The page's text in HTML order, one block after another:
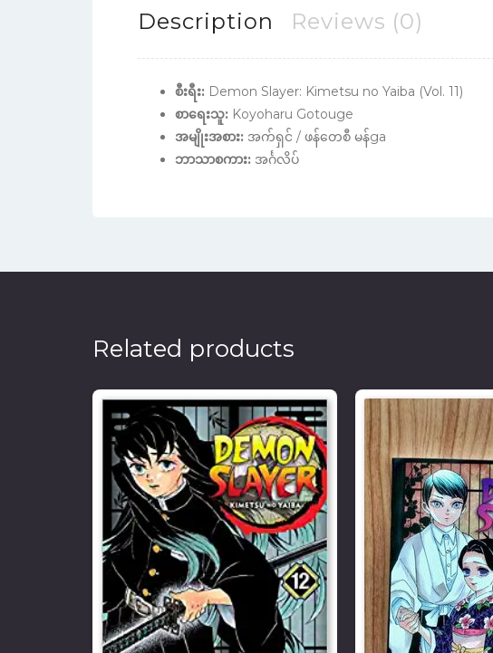
Description Reviews (0)
စီးရီး: Demon Slayer: Kimetsu no Yaiba (Vol. 11)
စာရေးသူ: Koyoharu Gotouge
အမျိုးအစား: အက်ရှင် / ဖန်တေစီ မန်ga
ဘာသာစကား: အင်္ဂလိပ်
Related products